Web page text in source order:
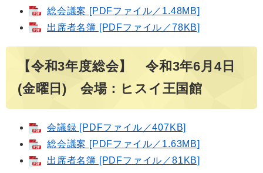
総会議案 [PDFファイル／1.48MB]
出席者名簿 [PDFファイル／78KB]
【令和3年度総会】 令和3年6月4日
(金曜日) 会場：ヒスイ王国館
会議録 [PDFファイル／407KB]
総会議案 [PDFファイル／1.63MB]
出席者名簿 [PDFファイル／81KB]